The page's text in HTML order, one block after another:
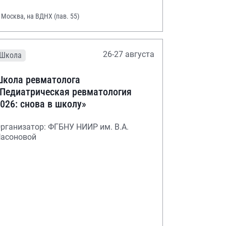
Москва, на ВДНХ (пав. 55)
Школа 26-27 августа
ревматолога
ревматология
снова в школу»
ФГБНУ НИИР им. В.А.